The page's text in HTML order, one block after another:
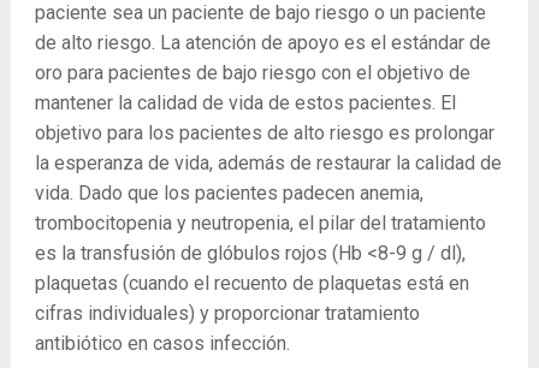
paciente sea un paciente de bajo riesgo o un paciente
de alto riesgo. La atención de apoyo es el estándar de
oro para pacientes de bajo riesgo con el objetivo de
mantener la calidad de vida de estos pacientes. El
objetivo para los pacientes de alto riesgo es prolongar
la esperanza de vida, además de restaurar la calidad de
vida. Dado que los pacientes padecen anemia,
trombocitopenia y neutropenia, el pilar del tratamiento
es la transfusión de glóbulos rojos (Hb <8-9 g / dl),
plaquetas (cuando el recuento de plaquetas está en
cifras individuales) y proporcionar tratamiento
antibiótico en casos infección.